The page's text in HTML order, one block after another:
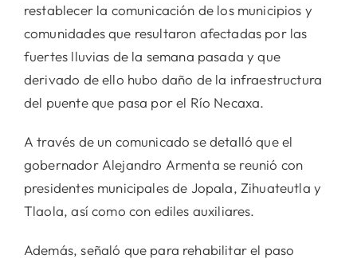
restablecer la comunicación de los municipios y
comunidades que resultaron afectadas por las
fuertes lluvias de la semana pasada y que
derivado de ello hubo daño de la infraestructura
del puente que pasa por el Río Necaxa.
A través de un comunicado se detalló que el
gobernador Alejandro Armenta se reunió con
presidentes municipales de Jopala, Zihuateutla y
Tlaola, así como con ediles auxiliares.
Además, señaló que para rehabilitar el paso